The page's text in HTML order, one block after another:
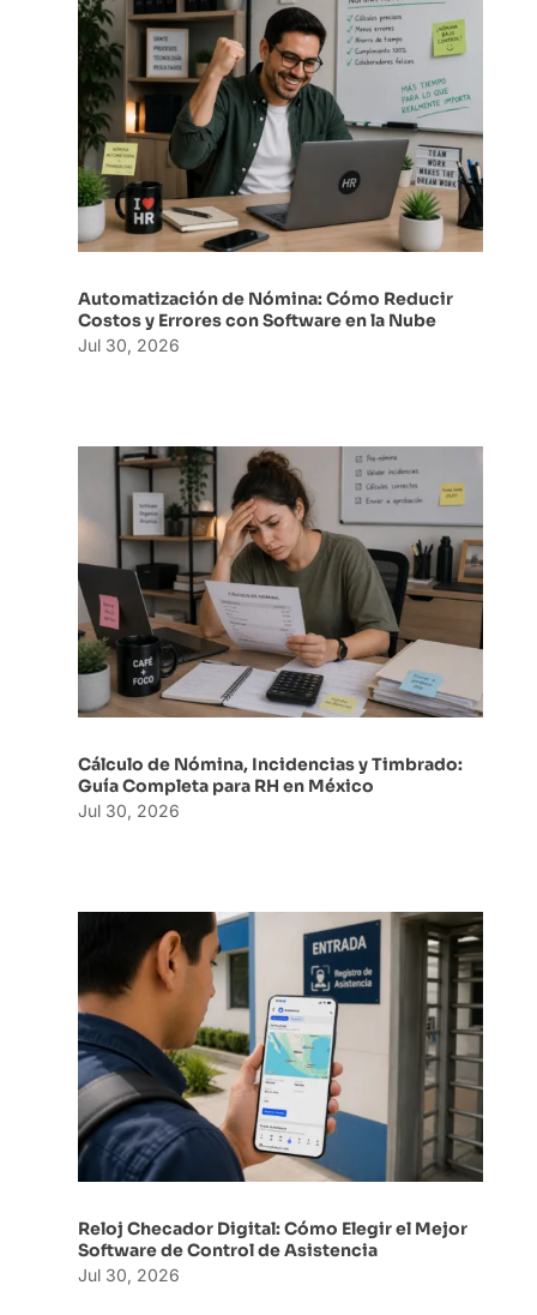
Automatización de Nómina: Cómo Reducir
Costos y Errores con Software en la Nube
Jul 30, 2026
Cálculo de Nómina, Incidencias y Timbrado:
Guía Completa para RH en México
Jul 30, 2026
Reloj Checador Digital: Cómo Elegir el Mejor
Software de Control de Asistencia
Jul 30, 2026